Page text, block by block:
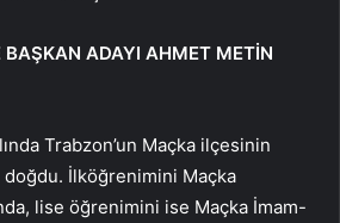
BAŞKAN ADAYI AHMET METİN
Trabzon’un Maçka ilçesinin
doğdu. İlköğrenimini Maçka
lise öğrenimini ise Maçka İmam-